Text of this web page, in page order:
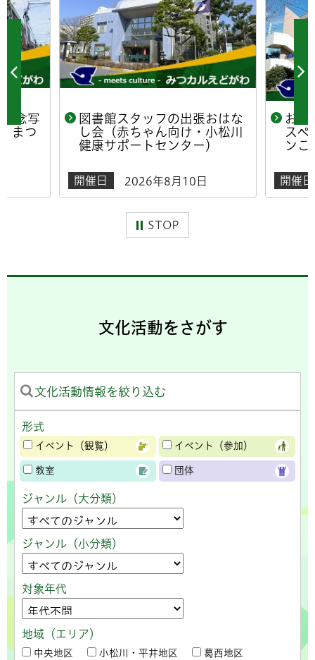
念写
まつ
図書館スタッフの出張おはな
し会（赤ちゃん向け・小松川
健康サポートセンター）
開催日 2026年8月10日
おは
ス
ンこ
開催日
STOP
文化活動をさがす
文化活動情報を絞り込む
形式
イベント（観覧） イベント（参加）
教室 団体
ジャンル（大分類）
ジャンル（小分類）
対象年代
地域（エリア）
中央地区 小松川・平井地区 葛西地区